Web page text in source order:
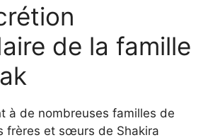
de la famille
à de nombreuses familles de
frères et sœurs de Shakira